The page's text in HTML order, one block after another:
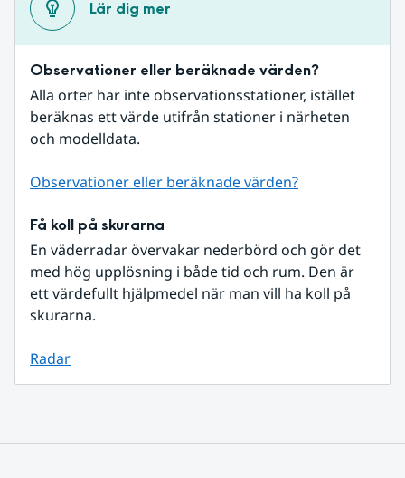
Lär dig mer
Observationer eller beräknade värden?
Alla orter har inte observationsstationer, istället
beräknas ett värde utifrån stationer i närheten
och modelldata.
Observationer eller beräknade värden?
Få koll på skurarna
En väderradar övervakar nederbörd och gör det
med hög upplösning i både tid och rum. Den är
ett värdefullt hjälpmedel när man vill ha koll på
skurarna.
Radar